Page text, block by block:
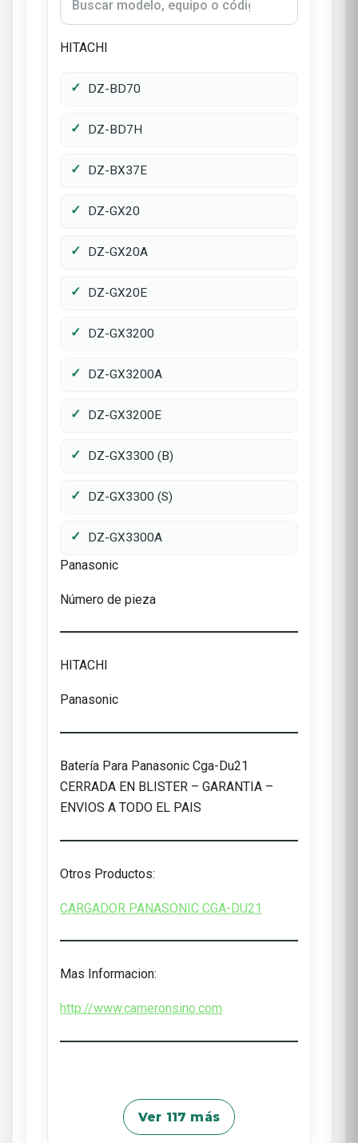
HITACHI
DZ-BD70
DZ-BD7H
DZ-BX37E
DZ-GX20
DZ-GX20A
DZ-GX20E
DZ-GX3200
DZ-GX3200A
DZ-GX3200E
DZ-GX3300 (B)
DZ-GX3300 (S)
DZ-GX3300A
Panasonic
Número de pieza
HITACHI
Panasonic
Batería Para Panasonic Cga-Du21
CERRADA EN BLISTER – GARANTIA –
ENVIOS A TODO EL PAIS
Otros Productos:
CARGADOR PANASONIC CGA-DU21
Mas Informacion:
http://www.cameronsino.com
Ver 117 más